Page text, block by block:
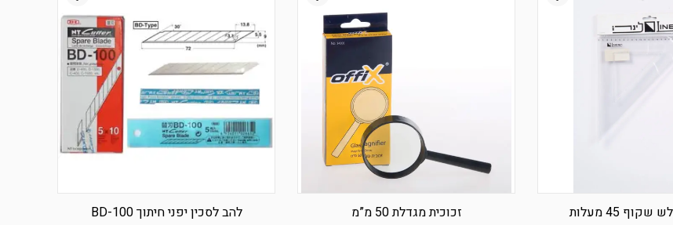
45 מעלות
זכוכית מגדלת 50 מ”מ
להב לסכין יפני חיתוך BD-100